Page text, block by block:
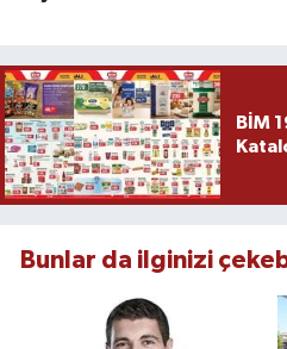
BİM
Bunlar da ilginizi